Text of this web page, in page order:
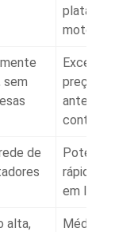
sem
preços
antes da
de
rápida,
em
alta,
Média a